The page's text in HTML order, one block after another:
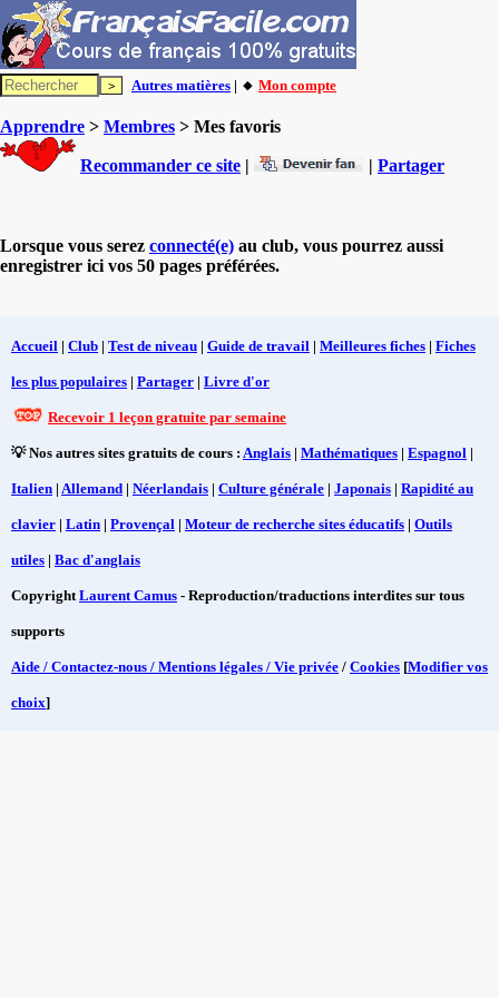
Autres matières | 🔸 Mon compte
Apprendre > Membres > Mes favoris
Recommander ce site | | Partager
Lorsque vous serez connecté(e) au club, vous pourrez aussi
enregistrer ici vos 50 pages préférées.
Accueil | Club | Test de niveau | Guide de travail | Meilleures fiches | Fiches
les plus populaires | Partager | Livre d'or
Recevoir 1 leçon gratuite par semaine
💡 Nos autres sites gratuits de cours : Anglais | Mathématiques | Espagnol |
Italien | Allemand | Néerlandais | Culture générale | Japonais | Rapidité au
clavier | Latin | Provençal | Moteur de recherche sites éducatifs | Outils
utiles | Bac d'anglais
CopyrightLaurent Camus - Reproduction/traductions interdites sur tous
supports
Aide / Contactez-nous / Mentions légales / Vie privée / Cookies [Modifier vos
choix]